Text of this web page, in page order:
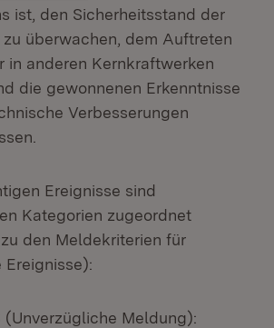
ist, den Sicherheitsstand der
überwachen, dem Auftreten
in anderen Kernkraftwerken
die gewonnenen Erkenntnisse
Verbesserungen
Ereignisse sind
Kategorien zugeordnet
den Meldekriterien für
(Unverzügliche Meldung):